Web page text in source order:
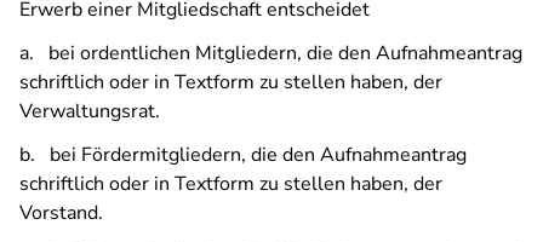
Erwerb einer Mitgliedschaft entscheidet
a. bei ordentlichen Mitgliedern, die den Aufnahmeantrag
schriftlich oder in Textform zu stellen haben, der
Verwaltungsrat.
b. bei Fördermitgliedern, die den Aufnahmeantrag
schriftlich oder in Textform zu stellen haben, der
Vorstand.